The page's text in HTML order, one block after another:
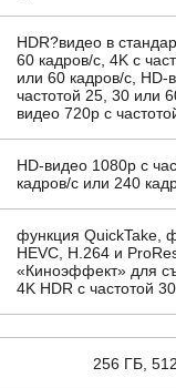
HDR?видео в
60 кадров/с, 4K с
или 60 кадров/с, HD-
частотой 25, 30 или
видео 720p с
HD-видео 1080p с
кадров/с или 240
функция QuickTake,
HEVC, H.264 и
«Киноэффект» для
4K HDR с частотой
256 ГБ,